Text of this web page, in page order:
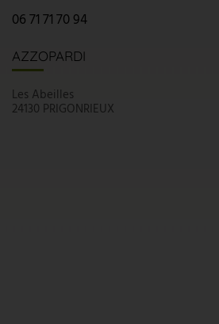
06 71 71 70 94
AZZOPARDI
Les Abeilles
24130 PRIGONRIEUX